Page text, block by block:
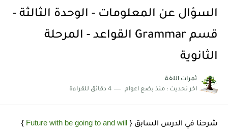
شرح قسم القراءة لكل وحدات الكتاب Super Goal 3 -...
السؤال عن المعلومات - الوحدة الثالثة -
قسم Grammar القواعد - المرحلة
الثانوية
ثمرات اللغة
اخر تحديث : منذ بضع اعوام 4 دقائق للقراءة
شرحنا في الدرس السابق { Future with be going to and will
}